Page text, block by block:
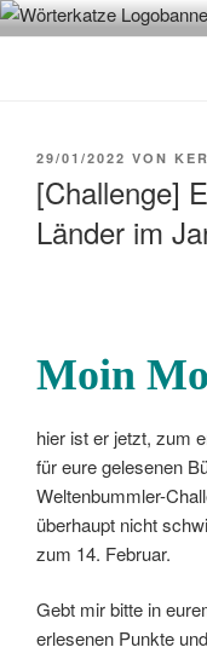
Zum
InhaltVon Büchern erzählen
VERÖFFENTLICHT
29/01/2022 VON
[Challenge]
Länder im
Moin
hier ist er jetzt, zum
für eure gelesenen
Weltenbummler-
überhaupt nicht
zum 14. Februar.
Gebt mir bitte in
erlesenen Punkte